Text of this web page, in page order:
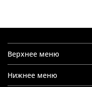
Верхнее меню
Нижнее меню